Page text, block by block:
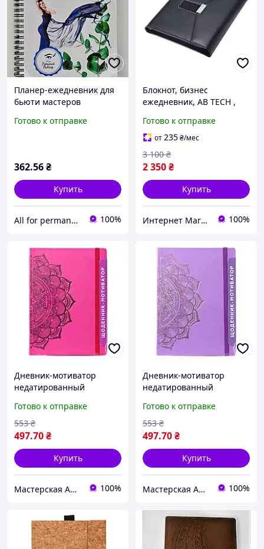
Планер-ежедневник для
бьюти мастеров
Готово к отправке
362.56₴
Купить
All for permanent make-up 100%
Блокнот, бизнес
ежедневник, AB TECH ,
беспроводной зарядкой
Power Bank 8000 mAh,
ручкой
Готово к отправке
от235₴/мес
2 350₴
3 100 ₴
Купить
Интернет Магазин ХозДом 100%
Дневник-мотиватор
недатированный
цвет" 21203-KR
Нанокрафт в книжном
переплете
Готово к отправке
497.70₴
553 ₴
Купить
Мастерская Aborealis 100%
Дневник-мотиватор
недатированный
цвет" 21204-KR
Нанокрафт в книжном
переплете
Готово к отправке
497.70₴
553 ₴
Купить
Мастерская Aborealis 100%